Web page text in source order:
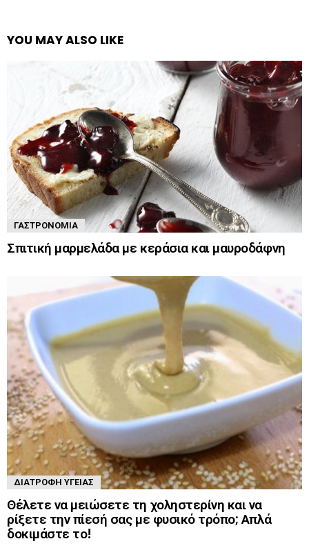
YOU MAY ALSO LIKE
ΓΑΣΤΡΟΝΟΜΊΑ
Σπιτική μαρμελάδα με κεράσια και μαυροδάφνη
ΔΙΑΤΡΟΦΉ ΥΓΕΊΑΣ
Θέλετε να μειώσετε τη χοληστερίνη και να
ρίξετε την πίεσή σας με φυσικό τρόπο; Απλά
δοκιμάστε το!